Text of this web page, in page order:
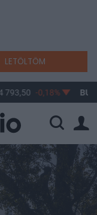
LETÖLTÖM
-0,18% BUX148